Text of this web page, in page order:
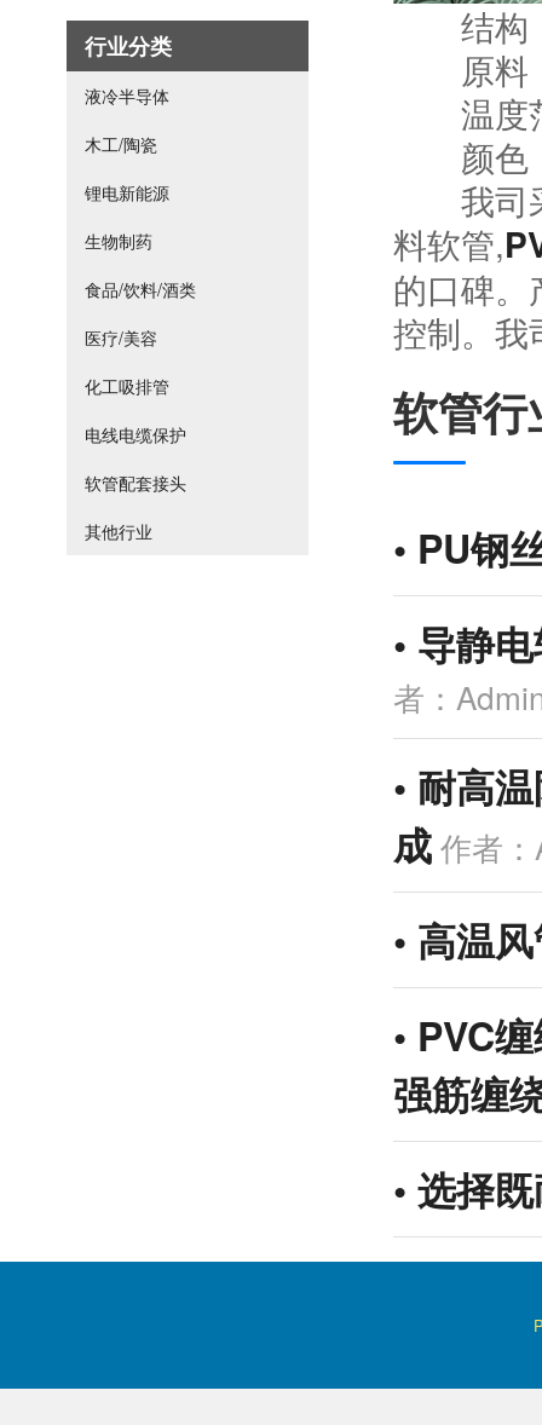
行业分类
液冷半导体
木工/陶瓷
锂电新能源
生物制药
食品/饮料/酒类
医疗/美容
化工吸排管
电线电缆保护
软管配套接头
其他行业
结构：
原料：
温度范
颜色：
我司采
料软管,
的口碑
控制。我
软管
• PU钢
• 导静
者：
• 耐高
成作者
• 高温
• PVC
强筋缠
• 选择